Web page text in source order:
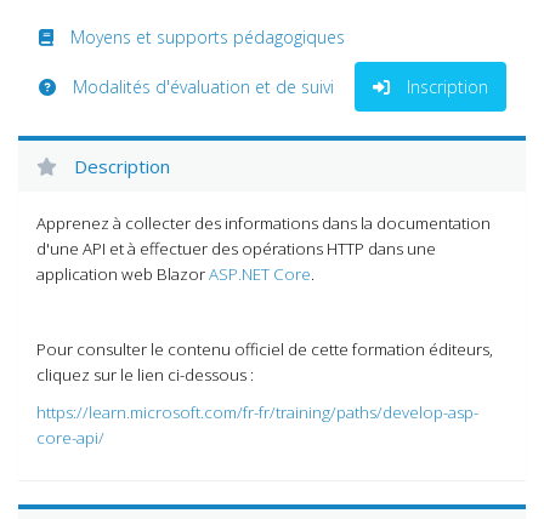
Moyens et supports pédagogiques
Modalités d'évaluation et de suivi Inscription
Description
Apprenez à collecter des informations dans la documentation
d'une API et à effectuer des opérations HTTP dans une
application web BlazorASP.NET Core.
Pour consulter le contenu officiel de cette formation éditeurs,
cliquez sur le lien ci-dessous :
https://learn.microsoft.com/fr-fr/training/paths/develop-asp-
core-api/